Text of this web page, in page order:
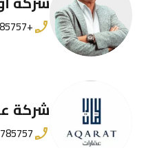
+971555785757
شركة